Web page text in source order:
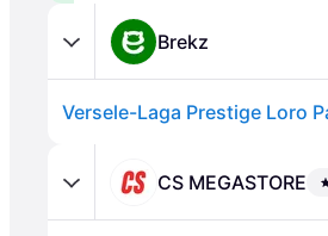
Brekz
CS MEGASTORE